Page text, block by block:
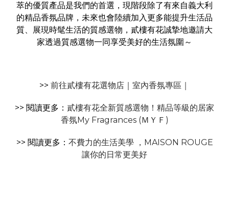
萃的優質產品是我們的首選，現階段除了有來自義大利
的精品香氛品牌，未來也會陸續加入更多能提升生活品
質、展現時髦生活的質感選物，貳樓有花誠摯地邀請大
家透過質感選物一同享受美好的生活氛圍～
>> 前往貳樓有花選物店｜室內香氛專區｜
>> 閱讀更多： 貳樓有花全新質感選物！精品等級的居家
香氛My Fragrances (ＭＹＦ)
>> 閱讀更多： 不費力的生活美學 ，MAISON ROUGE
讓你的日常更美好